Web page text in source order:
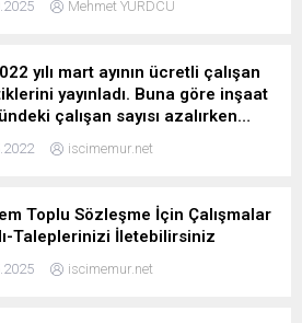
Mehmet YURDCU
yılı mart ayının ücretli çalışan
yayınladı. Buna göre inşaat
çalışan sayısı azalırken…
iscimemur.net
Toplu Sözleşme İçin Çalışmalar
Taleplerinizi İletebilirsiniz
iscimemur.net